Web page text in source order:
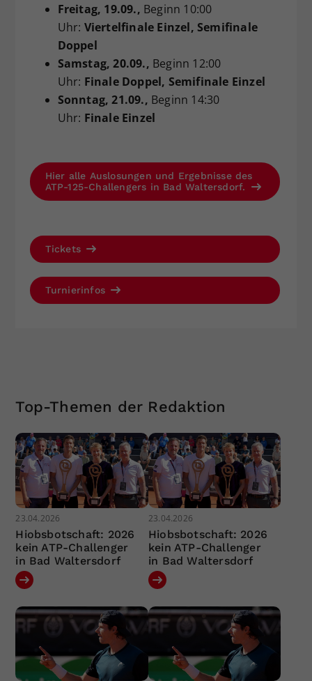
Freitag, 19.09., Beginn 10:00
Uhr: Viertelfinale Einzel, Semifinale
Doppel
Samstag, 20.09., Beginn 12:00
Uhr: Finale Doppel, Semifinale Einzel
Sonntag, 21.09., Beginn 14:30
Uhr: Finale Einzel
Hier alle Auslosungen und Ergebnisse des
ATP-125-Challengers in Bad Waltersdorf.
Tickets
Turnierinfos
Top-Themen der Redaktion
23.04.2026
Hiobsbotschaft: 2026
kein ATP-Challenger
in Bad Waltersdorf
23.04.2026
Hiobsbotschaft: 2026
kein ATP-Challenger
in Bad Waltersdorf